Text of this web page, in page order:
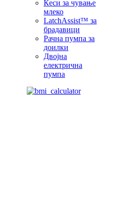
Ќеси за чување
млеко
LatchAssist™ за
брадавици
Рачна пумпа за
доилки
Двојна
електрична
пумпа